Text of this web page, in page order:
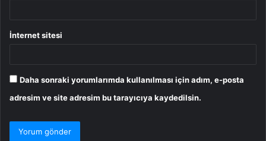
İnternet sitesi
Daha sonraki yorumlarımda kullanılması için adım, e-posta
adresim ve site adresim bu tarayıcıya kaydedilsin.